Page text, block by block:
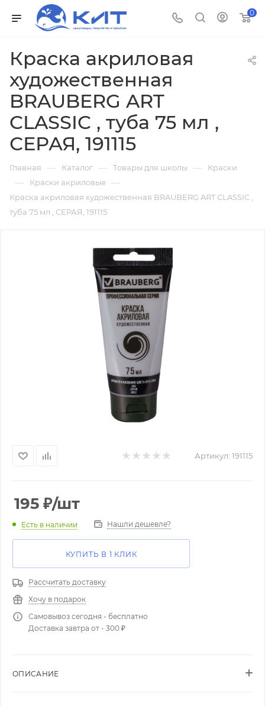
0
Краска акриловая
художественная
BRAUBERG ART
CLASSIC , туба 75 мл ,
СЕРАЯ, 191115
Главная — Каталог — Товары для школы — Краски
— Краски акриловые —
Краска акриловая художественная BRAUBERG ART CLASSIC ,
туба 75 мл , СЕРАЯ, 191115
Артикул: 191115
195 ₽/шт
Есть в наличии Нашли дешевле?
КУПИТЬ В 1 КЛИК
Рассчитать доставку
Хочу в подарок
Самовывоз сегодня - бесплатно
Доставка завтра от - 300 ₽
ОПИСАНИЕ